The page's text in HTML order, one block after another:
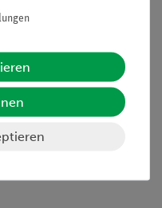
Übersicht Service
Inventarisierungs- &
Einräumservice
& Schulungen
Kundendienst